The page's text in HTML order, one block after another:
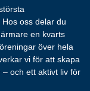
oss delar du
en kvarts
över hela
vi för att skapa
och ett aktivt liv för